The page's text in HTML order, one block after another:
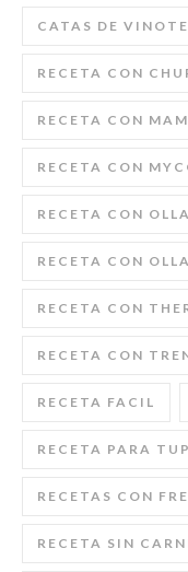
CATAS DE
RECETA CON
RECETA CON
RECETA CON
RECETA CON
RECETA CON
RECETA CON
RECETA CON
RECETA FACIL
RECETA PARA
RECETAS CON
RECETA SIN